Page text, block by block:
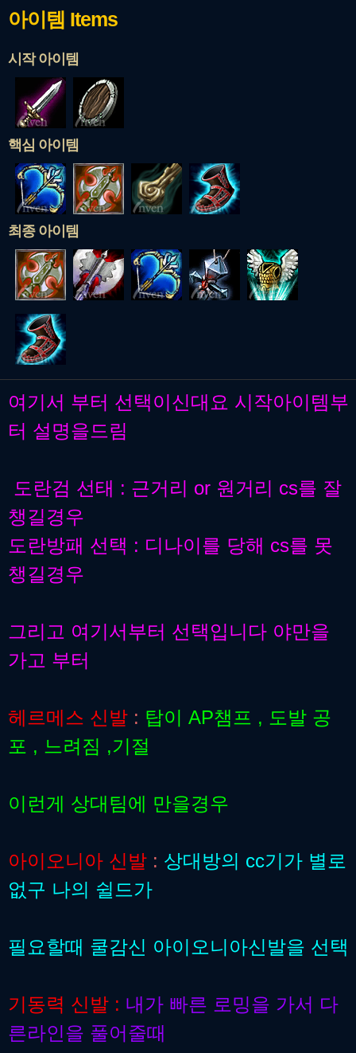
아이템 Items
시작 아이템
핵심 아이템
최종 아이템
여기서 부터 선택이신대요 시작아이템부
터 설명을드림
도란검 선태 : 근거리 or 원거리 cs를 잘
챙길경우
도란방패 선택 : 디나이를 당해 cs를 못
챙길경우
그리고 여기서부터 선택입니다 야만을
가고 부터
헤르메스 신발 : 탑이 AP챔프 , 도발 공
포 , 느려짐 ,기절
이런게 상대팀에 만을경우
아이오니아 신발 : 상대방의 cc기가 별로
없구 나의 쉴드가
필요할때 쿨감신 아이오니아신발을 선택
기동력 신발 : 내가 빠른 로밍을 가서 다
른라인을 풀어줄때